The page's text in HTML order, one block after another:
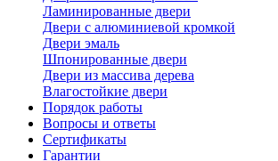
Ламинированные двери
Двери с алюминиевой кромкой
Двери эмаль
Шпонированные двери
Двери из массива дерева
Влагостойкие двери
Порядок работы
Вопросы и ответы
Сертификаты
Гарантии